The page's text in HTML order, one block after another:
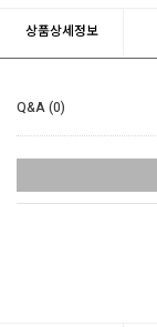
상품상세정보
Q&A (0)